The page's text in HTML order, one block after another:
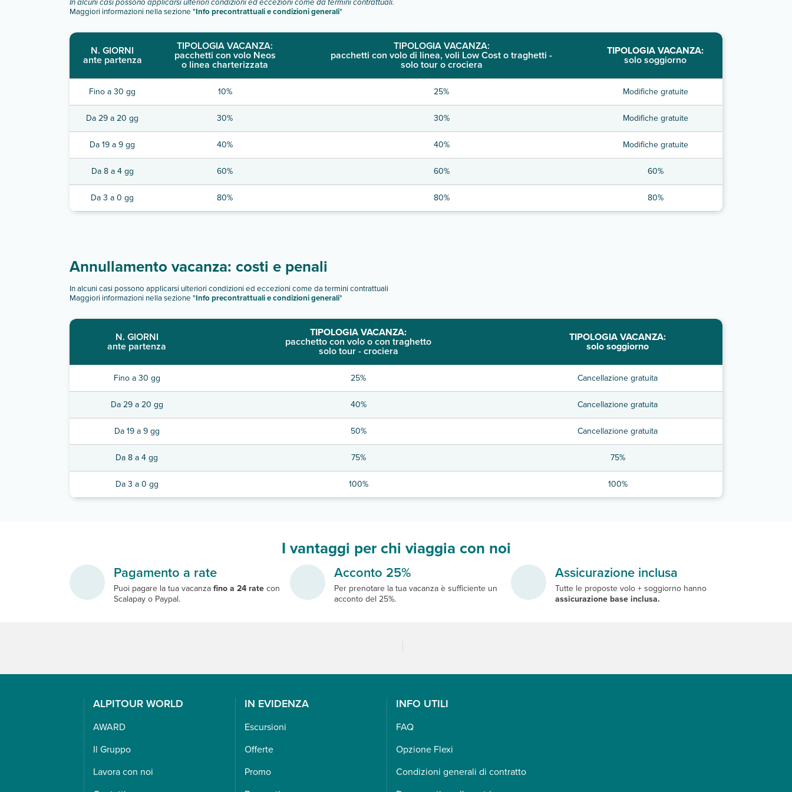
Maggiori informazioni nella sezione "Info precontrattuali e condizioni generali"
N. GIORNI
ante partenza
TIPOLOGIA VACANZA:
pacchetti con volo Neos
o linea charterizzata
TIPOLOGIA VACANZA:
pacchetti con volo di linea, voli Low Cost o traghetti -
solo tour o crociera
TIPOLOGIA VACANZA:
solo soggiorno
Fino a 30 gg 10% 25% Modifiche gratuite
Da 29 a 20 gg 30% 30% Modifiche gratuite
Da 19 a 9 gg 40% 40% Modifiche gratuite
Da 8 a 4 gg 60% 60% 60%
Da 3 a 0 gg 80% 80% 80%
Annullamento vacanza: costi e penali
In alcuni casi possono applicarsi ulteriori condizioni ed eccezioni come da termini contrattuali
Maggiori informazioni nella sezione "Info precontrattuali e condizioni generali"
N. GIORNI
ante partenza
TIPOLOGIA VACANZA:
pacchetto con volo o con traghetto
solo tour - crociera
TIPOLOGIA VACANZA:
solo soggiorno
Fino a 30 gg 25% Cancellazione gratuita
Da 29 a 20 gg 40% Cancellazione gratuita
Da 19 a 9 gg 50% Cancellazione gratuita
Da 8 a 4 gg 75% 75%
Da 3 a 0 gg 100% 100%
I vantaggi per chi viaggia con noi
Pagamento a rate
Puoi pagare la tua vacanzafino a 24 ratecon
Scalapay o Paypal.
Acconto 25%
Per prenotare la tua vacanza è sufficiente un
acconto del 25%.
Assicurazione inclusa
Tutte le proposte volo + soggiorno hanno
assicurazione base inclusa.
ALPITOUR WORLD
AWARD
Il Gruppo
Lavora con noi
IN EVIDENZA
Escursioni
Offerte
Promo
INFO UTILI
FAQ
Opzione Flexi
Condizioni generali di contratto